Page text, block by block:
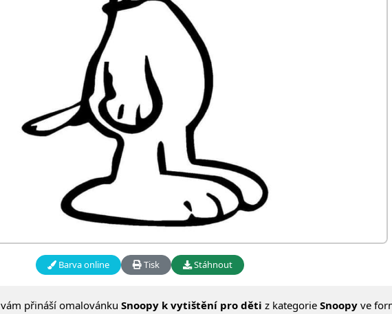
Barva online Tisk Stáhnout
vám přináší omalovánku Snoopy k vytištění pro děti z kategorie Snoopy ve